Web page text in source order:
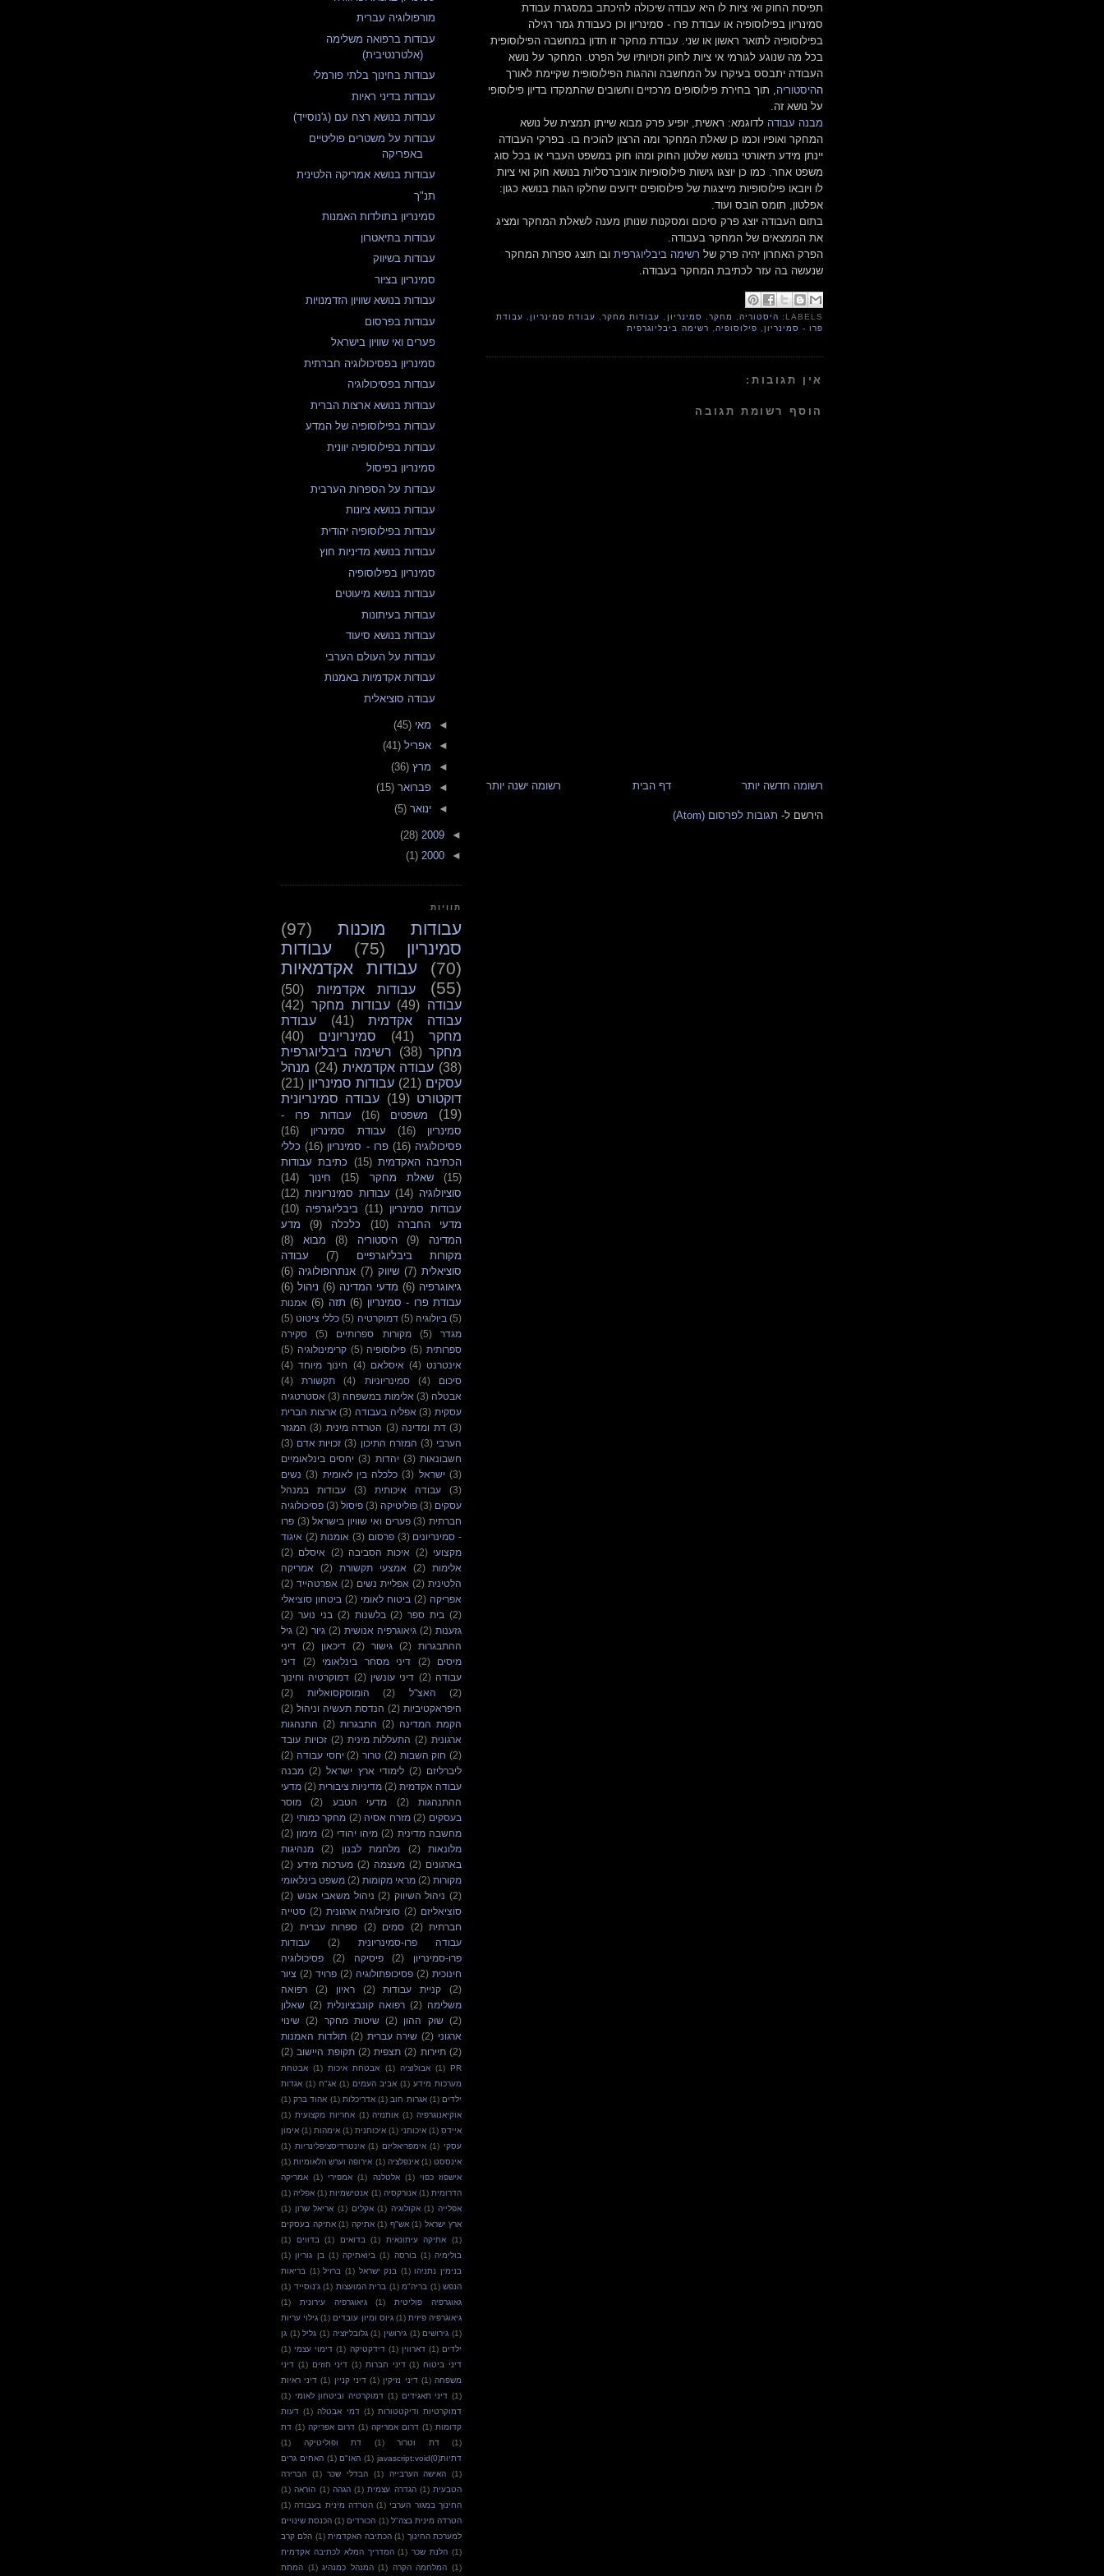
תפיסת החוק ואי ציות לו היא עבודה שיכולה להיכתב במסגרת עבודת
סמינריון בפילוסופיה או עבודת פרו - סמינריון וכן כעבודת גמר רגילה
בפילוסופיה לתואר ראשון או שני. עבודת מחקר זו תדון במחשבה הפילוסופית
בכל מה שנוגע לגורמי אי ציות לחוק וזכויותיו של הפרט. המחקר על נושא
העבודה יתבסס בעיקרו על המחשבה וההגות הפילוסופית שקיימת לאורך
ההיסטוריה , תוך בחירת פילוסופים מרכזיים וחשובים שהתמקדו בדיון פילוסופי
על נושא זה.
מבנה עבודה לדוגמא: ראשית, יופיע פרק מבוא שייתן תמצית של נושא
המחקר ואופיו וכמו כן שאלת המחקר ומה הרצון להוכיח בו. בפרקי העבודה
יינתן מידע תיאורטי בנושא שלטון החוק ומהו חוק במשפט העברי או בכל סוג
משפט אחר. כמו כן יוצגו גישות פילוסופיות אוניברסליות בנושא חוק ואי ציות
לו ויובאו פילוסופיות מייצגות של פילוסופים ידועים שחלקו הגות בנושא כגון:
אפלטון, תומס הובס ועוד.
בתום העבודה יוצג פרק סיכום ומסקנות שנותן מענה לשאלת המחקר ומציג
את הממצאים של המחקר בעבודה.
הפרק האחרון יהיה פרק של רשימה ביבליוגרפית ובו תוצג ספרות המחקר
שנעשה בה עזר לכתיבת המחקר בעבודה.
LABELS: היסטוריה מחקר סמינריון עבודות מחקר, עבודת סמינריון, עבודת
פרו - סמינריון
פילוסופיה רשימה ביבליוגרפית
אין תגובות:
הוסף רשומת תגובה
רשומה חדשה יותר רשומה ישנה יותר דף הבית
הירשם ל- תגובות לפרסום (Atom)
מורפולוגיה עברית
עבודות ברפואה משלימה
(אלטרנטיבית)
עבודות בחינוך בלתי פורמלי
עבודות בדיני ראיות
עבודות בנושא רצח עם (ג'נוסייד)
עבודות על משטרים פוליטיים
באפריקה
עבודות בנושא אמריקה הלטינית
תנ"ך
סמינריון בתולדות האמנות
עבודות בתיאטרון
עבודות בשיווק
סמינריון בציור
עבודות בנושא שוויון הזדמנויות
עבודות בפרסום
פערים ואי שוויון בישראל
סמינריון בפסיכולוגיה חברתית
עבודות בפסיכולוגיה
עבודות בנושא ארצות הברית
עבודות בפילוסופיה של המדע
עבודות בפילוסופיה יוונית
סמינריון בפיסול
עבודות על הספרות הערבית
עבודות בנושא ציונות
עבודות בפילוסופיה יהודית
עבודות בנושא מדיניות חוץ
סמינריון בפילוסופיה
עבודות בנושא מיעוטים
עבודות בעיתונות
עבודות בנושא סיעוד
עבודות על העולם הערבי
עבודות אקדמיות באמנות
עבודה סוציאלית
◄ מאי (45)
◄ אפריל (41)
◄ מרץ (36)
◄ פברואר (15)
◄ ינואר (5)
◄
2009
(28)
◄
2000
(1)
תוויות
עבודות מוכנות
(97)
סמינריון
(75)
עבודות
(70)
עבודות אקדמאיות
(55)
עבודות אקדמיות
(50)
עבודה (49) עבודות מחקר (42)
עבודה אקדמית
(41)
עבודת
מחקר
(41) סמינריונים
(40)
מחקר (38)
רשימה ביבליוגרפית
(38) עבודה אקדמאית (24) מנהל
עסקים (21) עבודות סמינריון (21)
דוקטורט (19) עבודה סמינריונית
(19)
משפטים (16)
עבודות פרו -
סמינריון
(16) עבודת סמינריון
(16)
פסיכולוגיה (16) פרו - סמינריון (16) כללי
הכתיבה האקדמית (15) כתיבת עבודות
(15)
שאלת מחקר (15) חינוך
(14)
סוציולוגיה (14) עבודות סמינריוניות (12)
עבודות סמינריון (11) ביבליוגרפיה (10)
מדעי החברה
(10) כלכלה (9)
מדע
המדינה
(9) היסטוריה (8) מבוא
(8)
מקורות ביבליוגרפיים
(7)
עבודה
סוציאלית (7) שיווק (7) אנתרופולוגיה (6)
גיאוגרפיה (6) מדעי המדינה (6) ניהול (6)
עבודת פרו - סמינריון (6) תזה (6) אמנות
(5) ביולוגיה (5) דמוקרטיה (5) כללי ציטוט (5)
מגדר
(5) מקורות ספרותיים (5)
סקירה
ספרותית (5) פילוסופיה (5) קרימינולוגיה (5)
אינטרנט (4) איסלאם (4) חינוך מיוחד (4)
סיכום
(4) סמינריוניות (4) תקשורת
(4)
אבטלה (3) אלימות במשפחה (3) אסטרטגיה
עסקית (3) אפליה בעבודה (3) ארצות הברית
(3) דת ומדינה (3) הטרדה מינית (3) המגזר
הערבי (3) המזרח התיכון (3) זכויות אדם (3)
חשבונאות (3) יהדות (3) יחסים בינלאומיים
(3) ישראל (3) כלכלה בין לאומית (3) נשים
(3)
עבודה איכותית (3)
עבודות במנהל
עסקים (3) פוליטיקה (3) פיסול (3) פסיכולוגיה
חברתית (3) פערים ואי שוויון בישראל (3) פרו
- סמינריונים (3) פרסום (3) אומנות (2) איגוד
מקצועי (2) איכות הסביבה (2) איסלם (2)
אלימות
(2) אמצעי תקשורת (2)
אמריקה
הלטינית (2) אפליית נשים (2) אפרטהייד (2)
אפריקה (2) ביטוח לאומי (2) ביטחון סוציאלי
(2) בית ספר (2) בלשנות (2) בני נוער (2)
גזענות (2) גיאוגרפיה אנושית (2) גיור (2) גיל
ההתבגרות
(2) גישור (2) דיכאון (2)
דיני
מיסים
(2) דיני מסחר בינלאומי (2)
דיני
עבודה (2) דיני עונשין (2) דמוקרטיה וחינוך
(2)
האצ"ל (2) הומוסקסואליות
(2)
היפראקטיביות (2) הנדסת תעשיה וניהול (2)
הקמת המדינה (2) התבגרות (2) התנהגות
ארגונית (2) התעללות מינית (2) זכויות עובד
(2) חוק השבות (2) טרור (2) יחסי עבודה (2)
ליברליזם (2) לימודי ארץ ישראל (2) מבנה
עבודה אקדמית (2) מדיניות ציבורית (2) מדעי
ההתנהגות
(2) מדעי הטבע (2)
מוסר
בעסקים (2) מזרח אסיה (2) מחקר כמותי (2)
מחשבה מדינית (2) מיהו יהודי (2) מימון (2)
מלונאות
(2) מלחמת לבנון (2)
מנהיגות
בארגונים (2) מעצמה (2) מערכות מידע (2)
מקורות (2) מראי מקומות (2) משפט בינלאומי
(2) ניהול השיווק (2) ניהול משאבי אנוש (2)
סוציאליזם (2) סוציולוגיה ארגונית (2) סטייה
חברתית (2) סמים (2) ספרות עברית
(2)
עבודה פרו-סמינריונית
(2)
עבודות
פרו-סמינריון
(2) פיסיקה (2)
פסיכולוגיה
חינוכית (2) פסיכופתולוגיה (2) פרויד (2) ציור
(2)
קניית עבודות (2) ראיון (2)
רפואה
משלימה (2) רפואה קונבציונלית (2) שאלון
(2) שוק ההון (2) שיטות מחקר (2) שינוי
ארגוני (2) שירה עברית (2) תולדות האמנות
(2) תיירות (2) תצפית (2) תקופת היישוב (2)
PR
(1) אבולוציה (1) אבטחת איכות (1) אבטחת
מערכות מידע (1) אביב העמים (1) אג"ח (1) אגדות
ילדים (1) אגרות חוב (1) אדריכלות (1) אהוד ברק (1)
אוקיאנוגרפיה (1) אותנזיה (1) אחריות מקצועית (1)
איידס (1) איכותני (1) איכותנית (1) אימהות (1) אימון
עסקי (1) אימפריאליזם (1) אינטרדיסציפלינריות (1)
אינססט (1) אינפלציה (1) אירופה וערש הלאומיות (1)
אישפוז כפוי (1) אלטלנה (1) אמפירי (1) אמריקה
הדרומית (1) אנורקסיה (1) אנטישמיות (1) אפליה (1)
אפלייה (1) אקולוגיה (1) אקלים (1) אריאל שרון (1)
ארץ ישראל (1) אש"ף (1) אתיקה (1) אתיקה בעסקים
(1)
אתיקה עיתונאית (1) בדואים (1) בדווים
(1)
בולימיה (1) בורסה (1) ביואתיקה (1) בן גוריון (1)
בנימין נתניהו (1) בנק ישראל (1) ברזיל (1) בריאות
הנפש (1) בריה"מ (1) ברית המועצות (1) ג'נוסייד (1)
גאוגרפיה פוליטית
(1) גיאוגרפיה עירונית
(1)
גיאוגרפיה פיזית (1) גיוס ומיון עובדים (1) גילוי עריות
(1) גירושים (1) גירושין (1) גלובליזציה (1) גליל (1) גן
ילדים (1) דארווין (1) דידקטיקה (1) דימוי עצמי (1)
דיני ביטוח (1) דיני חברות (1) דיני חוזים (1) דיני
משפחה (1) דיני נזיקין (1) דיני קניין (1) דיני ראיות
(1) דיני תאגידים (1) דמוקרטיה וביטחון לאומי (1)
דמוקרטיות ודיקטטורות (1) דמי אבטלה (1) דעות
קדומות (1) דרום אמריקה (1) דרום אפריקה (1) דת
(1)
דת וטרור (1) דת ופוליטיקה
(1)
דתיותjavascript:void(0)
(1) האו"ם (1) האחים גרים
(1)
האישה הערבייה (1) הבדלי שכר (1)
הברירה
הטבעית (1) הגדרה עצמית (1) הגהה (1) הוראה (1)
החינוך במגזר הערבי (1) הטרדה מינית בעבודה (1)
הטרדה מינית בצה"ל (1) הכורדים (1) הכנסת שינויים
למערכת החינוך (1) הכתיבה האקדמית (1) הלם קרב
(1) הלנת שכר (1) המדריך המלא לכתיבה אקדמית
(1) המלחמה הקרה (1) המנהל כמנהיג (1) המתת